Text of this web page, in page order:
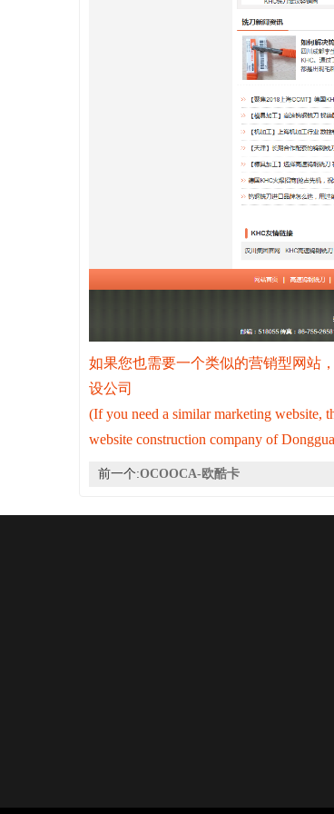
如果您也需要一个类似的营销型网站
设公司
(If you need a similar marketing website,
website construction company of
前一个:OCOOCA-欧酷卡